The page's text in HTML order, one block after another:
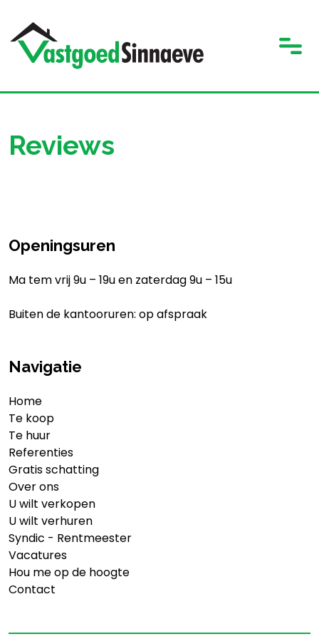
Reviews
Openingsuren
Ma tem vrij 9u – 19u en zaterdag 9u – 15u
Buiten de kantooruren: op afspraak
Navigatie
Home
Te koop
Te huur
Referenties
Gratis schatting
Over ons
U wilt verkopen
U wilt verhuren
Syndic - Rentmeester
Vacatures
Hou me op de hoogte
Contact